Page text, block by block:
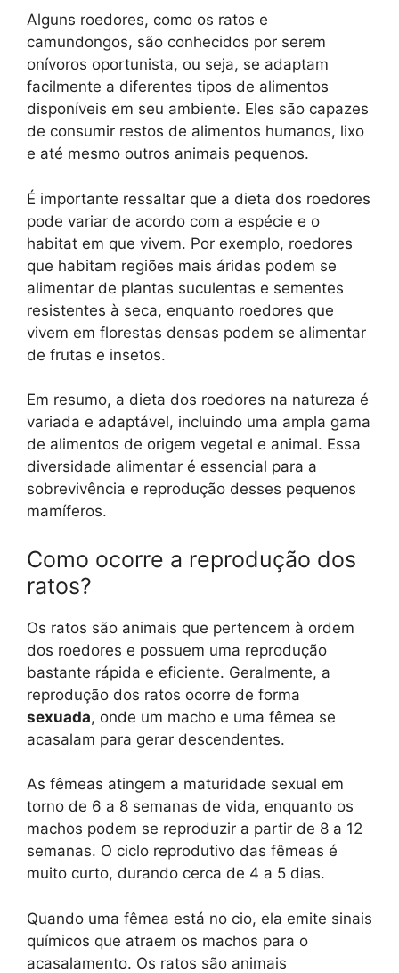
Alguns roedores, como os ratos e
camundongos, são conhecidos por serem
onívoros oportunista, ou seja, se adaptam
facilmente a diferentes tipos de alimentos
disponíveis em seu ambiente. Eles são capazes
de consumir restos de alimentos humanos, lixo
e até mesmo outros animais pequenos.
É importante ressaltar que a dieta dos roedores
pode variar de acordo com a espécie e o
habitat em que vivem. Por exemplo, roedores
que habitam regiões mais áridas podem se
alimentar de plantas suculentas e sementes
resistentes à seca, enquanto roedores que
vivem em florestas densas podem se alimentar
de frutas e insetos.
Em resumo, a dieta dos roedores na natureza é
variada e adaptável, incluindo uma ampla gama
de alimentos de origem vegetal e animal. Essa
diversidade alimentar é essencial para a
sobrevivência e reprodução desses pequenos
mamíferos.
Como ocorre a reprodução dos
ratos?
Os ratos são animais que pertencem à ordem
dos roedores e possuem uma reprodução
bastante rápida e eficiente. Geralmente, a
reprodução dos ratos ocorre de forma
sexuada, onde um macho e uma fêmea se
acasalam para gerar descendentes.
As fêmeas atingem a maturidade sexual em
torno de 6 a 8 semanas de vida, enquanto os
machos podem se reproduzir a partir de 8 a 12
semanas. O ciclo reprodutivo das fêmeas é
muito curto, durando cerca de 4 a 5 dias.
Quando uma fêmea está no cio, ela emite sinais
químicos que atraem os machos para o
acasalamento. Os ratos são animais